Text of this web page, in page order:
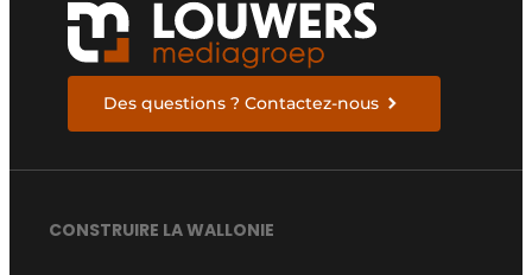
Des questions ? Contactez-nous
CONSTRUIRE LA WALLONIE